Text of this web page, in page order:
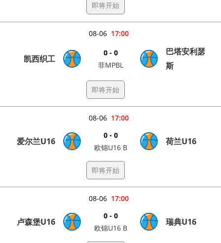
即将开始
17:00
08-06
凯西织工
0 - 0
菲MPBL
巴塔安利瑟
斯
即将开始
17:00
08-06
爱尔兰U16
0 - 0
欧锦U16 B
荷兰U16
即将开始
17:00
08-06
卢森堡U16
0 - 0
欧锦U16 B
瑞典U16